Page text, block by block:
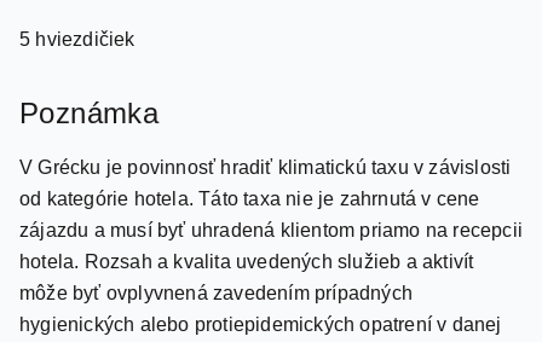
5 hviezdičiek
Poznámka
V Grécku je povinnosť hradiť klimatickú taxu v závislosti
od kategórie hotela. Táto taxa nie je zahrnutá v cene
zájazdu a musí byť uhradená klientom priamo na recepcii
hotela. Rozsah a kvalita uvedených služieb a aktivít
môže byť ovplyvnená zavedením prípadných
hygienických alebo protiepidemických opatrení v danej